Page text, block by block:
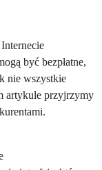
być bezpłatne,
nie wszystkie
artykule przyjrzymy